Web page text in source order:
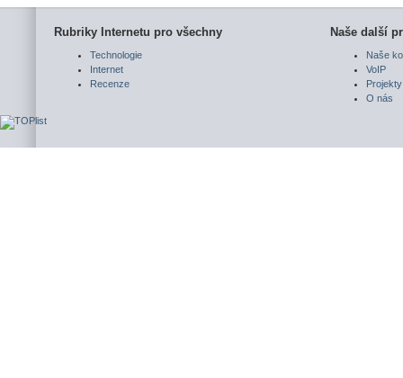
Rubriky Internetu pro všechny
Technologie
Internet
Recenze
Naše další
Naše
VoIP
Projekty
O nás